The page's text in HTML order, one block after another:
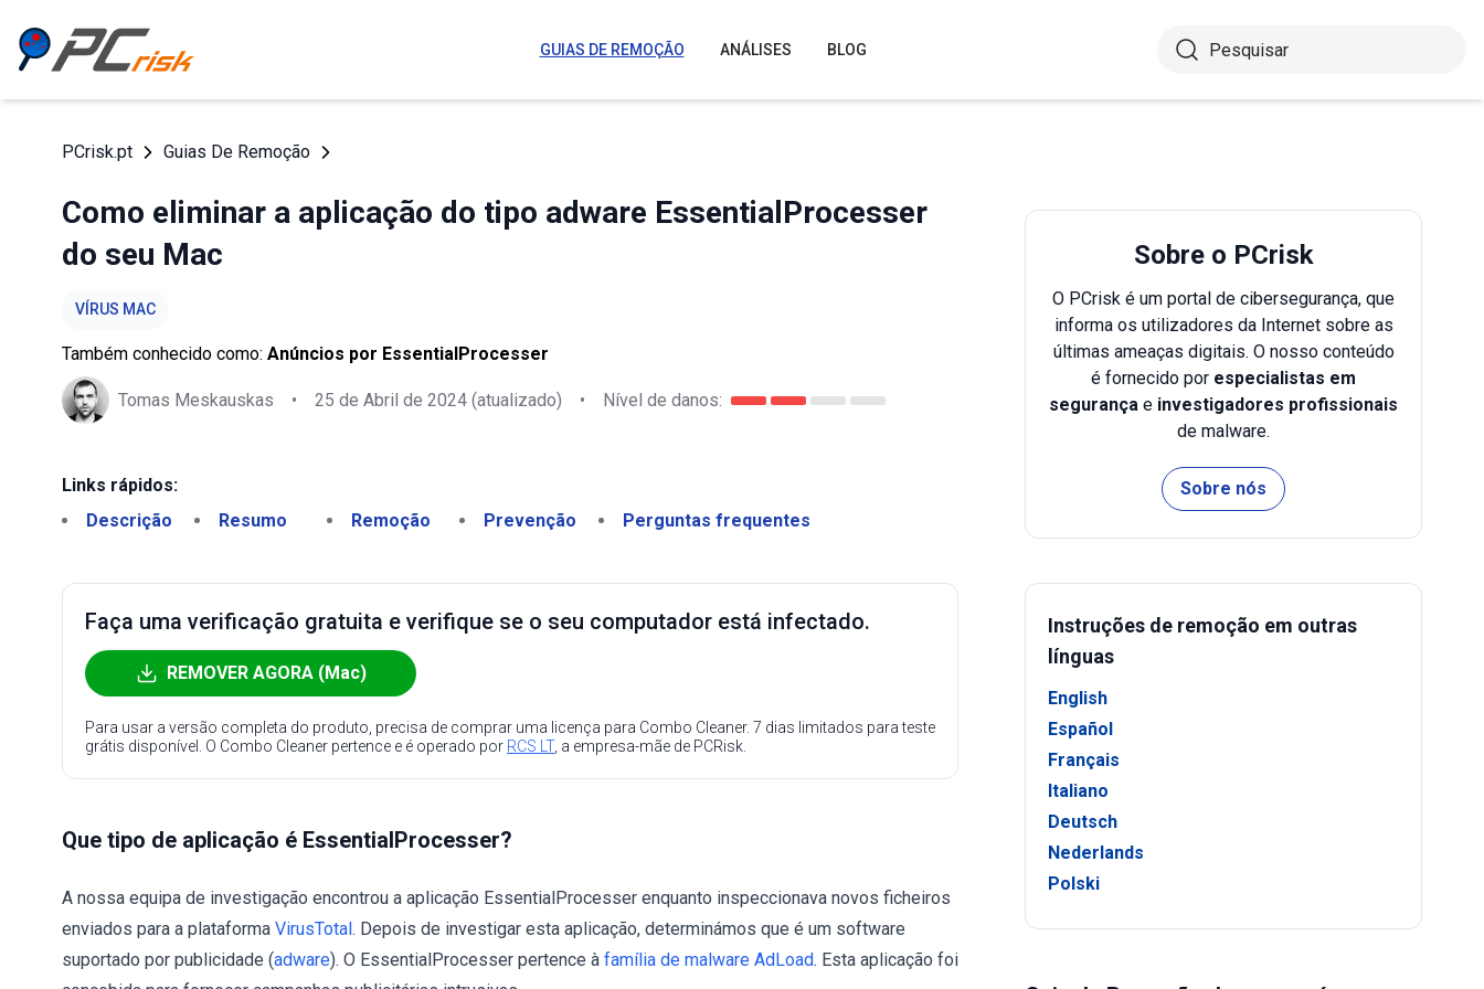
GUIAS DE REMOÇÃO ANÁLISES BLOG
PCrisk.pt Guias De Remoção
Como eliminar a aplicação do tipo adware EssentialProcesser
do seu Mac
VÍRUS MAC
Também conhecido como: Anúncios por EssentialProcesser
Tomas Meskauskas • 25 de Abril de 2024 (atualizado) • Nível de danos:
Links rápidos:
Descrição
Resumo Remoção Prevenção Perguntas frequentes
Faça uma verificação gratuita e verifique se o seu computador está infectado.
REMOVER AGORA (Mac)
Para usar a versão completa do produto, precisa de comprar uma licença para Combo Cleaner. 7 dias limitados para teste
grátis disponível. O Combo Cleaner pertence e é operado por RCS LT, a empresa-mãe de PCRisk.
Que tipo de aplicação é EssentialProcesser?
A nossa equipa de investigação encontrou a aplicação EssentialProcesser enquanto inspeccionava novos ficheiros
enviados para a plataforma VirusTotal. Depois de investigar esta aplicação, determinámos que é um software
suportado por publicidade (adware). O EssentialProcesser pertence à família de malware AdLoad. Esta aplicação foi
Sobre o PCrisk
O PCrisk é um portal de cibersegurança, que
informa os utilizadores da Internet sobre as
últimas ameaças digitais. O nosso conteúdo
é fornecido por especialistas em
segurança e investigadores profissionais
de malware.
Sobre nós
Instruções de remoção em outras
línguas
English
Español
Français
Italiano
Deutsch
Nederlands
Polski